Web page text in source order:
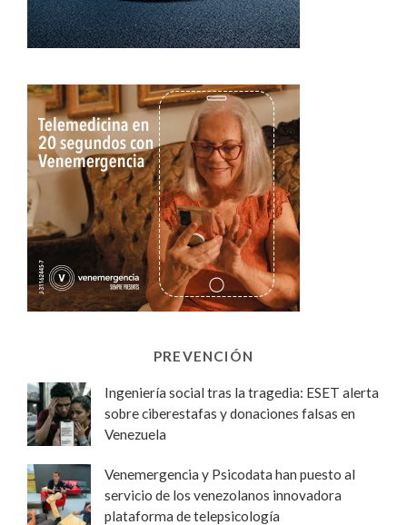
PREVENCIÓN
Ingeniería social tras la tragedia: ESET alerta
sobre ciberestafas y donaciones falsas en
Venezuela
Venemergencia y Psicodata han puesto al
servicio de los venezolanos innovadora
plataforma de telepsicología